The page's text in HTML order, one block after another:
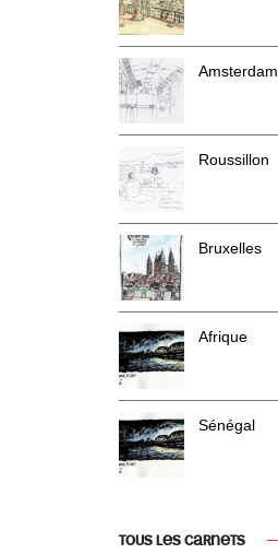
Amsterdam
Roussillon
Bruxelles
Afrique
Sénégal
TOUS LES CARNETS